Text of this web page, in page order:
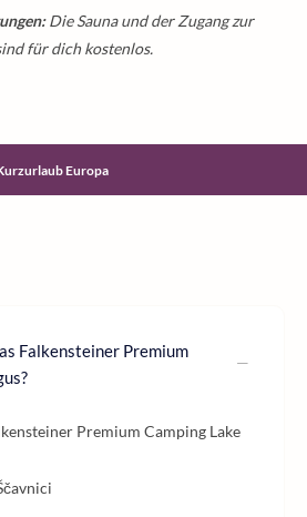
Die Sauna und der Zugang zur
für dich kostenlos.
Europa
Falkensteiner Premium
Premium Camping Lake